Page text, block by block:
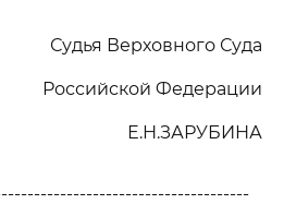
Судья Верховного Суда
Российской Федерации
Е.Н.ЗАРУБИНА